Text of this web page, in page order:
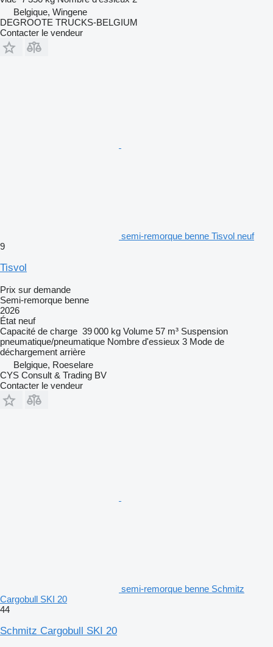
Belgique, Wingene
DEGROOTE TRUCKS-BELGIUM
Contacter le vendeur
semi-remorque benne Tisvol neuf
9
Tisvol
Prix sur demande
Semi-remorque benne
2026
État neuf
Capacité de charge 39 000 kg Volume 57 m³ Suspension
pneumatique/pneumatique Nombre d'essieux 3 Mode de
déchargement arrière
Belgique, Roeselare
CYS Consult & Trading BV
Contacter le vendeur
semi-remorque benne Schmitz
Cargobull SKI 20
44
Schmitz Cargobull SKI 20